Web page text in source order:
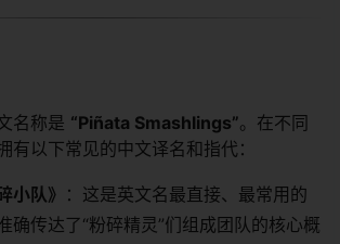
名称是 “Piñata Smashlings”。在不同
有以下常见的中文译名和指代：
小队》 ：这是英文名最直接、最常用的
确传达了“粉碎精灵”们组成团队的核心概